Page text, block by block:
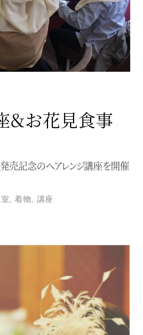
＆お花見食事
発売記念のへアレンジ講座を開催
,着物 講座